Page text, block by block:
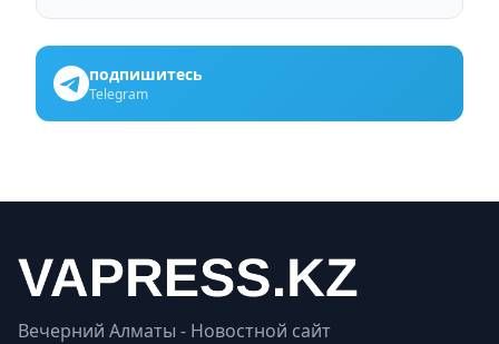
подпишитесь
Telegram
Вечерний Алматы - Новостной сайт